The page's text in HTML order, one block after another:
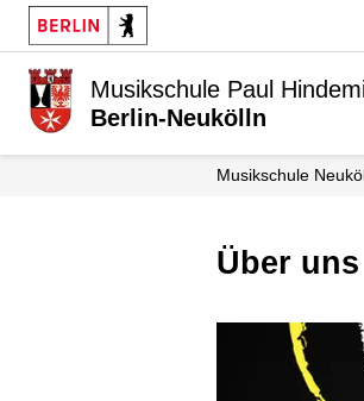
Musikschule Paul
Berlin-Neukölln
Musikschule
Über uns